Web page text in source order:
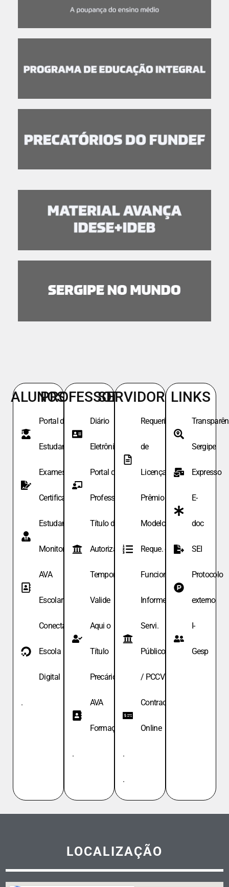
ALUNOS
Portal do
Estudante
Exames de
Certificação
Estudante
Monitor
AVA
Escolar
Conecta
Escola
Digital
.
PROFESSORES
Diário
Eletrônico
Portal do
Professor
Título de
Autoriza.
Temporária
Valide
Aqui o
Título
Precário
AVA
Formação
.
SERVIDORES
Requeri.
de
Licença
Prêmio
Modelo de
Reque. de
Funcionário
Informe
Servi.
Públicos
/ PCCV
Contracheque
Online
.
.
LINKS
Sergipe
Expresso
E-
doc
SEI
Protocolo
externo
I-
Gesp
LOCALIZAÇÃO